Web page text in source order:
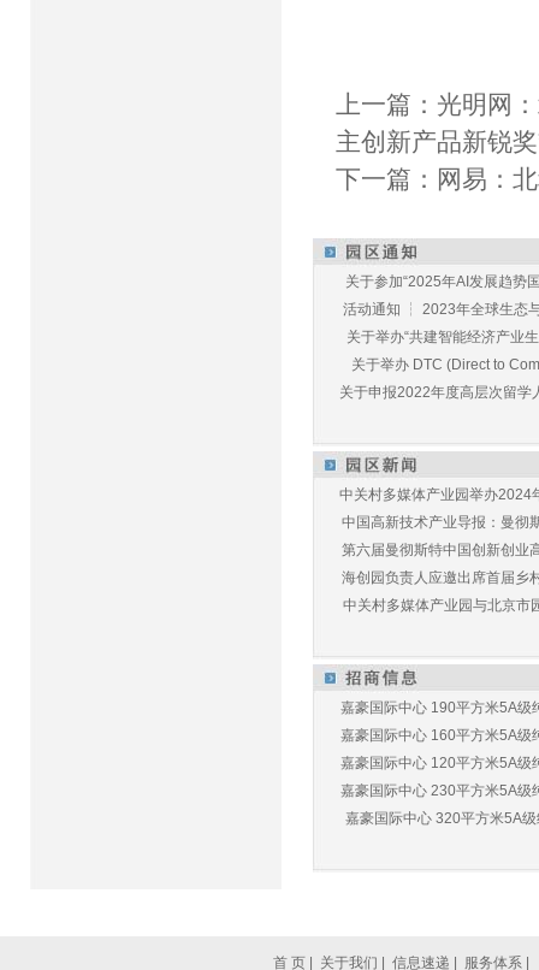
上一篇： 光明网
主创新产品新锐奖
下一篇： 网易：
关于参加“2025年AI发展趋势
活动通知 ┆ 2023年全球生态
关于举办“共建智能经济产业
关于举办 DTC (Direct to
关于申报2022年度高层次留学
中关村多媒体产业园举办2024
中国高新技术产业导报：曼彻
第六届曼彻斯特中国创新创业
海创园负责人应邀出席首届乡
中关村多媒体产业园与北京市
嘉豪国际中心 190平方米5A级
嘉豪国际中心 160平方米5A级
嘉豪国际中心 120平方米5A级
嘉豪国际中心 230平方米5A级
嘉豪国际中心 320平方米5A
首 页 关于我们 信息速递 服务体系